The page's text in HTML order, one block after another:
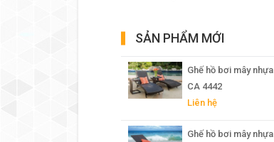
SẢN PHẨM MỚI
Ghế hồ bơi mây nhựa
CA 4442
Liên hệ
Ghế hồ bơi mây nhựa